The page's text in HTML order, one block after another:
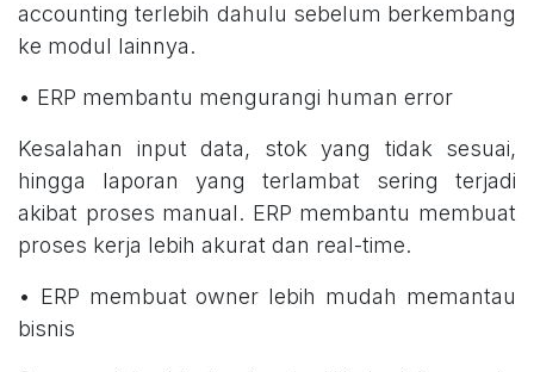
accounting terlebih dahulu sebelum berkembang
ke modul lainnya.
• ERP membantu mengurangi human error
Kesalahan input data, stok yang tidak sesuai,
hingga laporan yang terlambat sering terjadi
akibat proses manual. ERP membantu membuat
proses kerja lebih akurat dan real-time.
• ERP membuat owner lebih mudah memantau
bisnis